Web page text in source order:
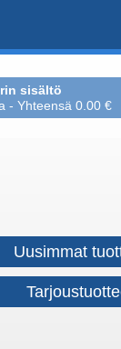
sisältö
- Yhteensä 0.00 €
Uusimmat